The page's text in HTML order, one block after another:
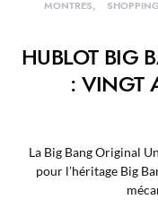
MONTRES
HUBLOT BIG
: VINGT
La Big Bang Original
pour l’héritage Big